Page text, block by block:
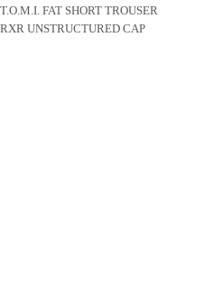
T.O.M.I. FAT SHORT TROUSER
RXR UNSTRUCTURED CAP